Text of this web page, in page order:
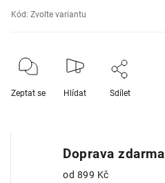
Kód: Zvolte variantu
Zeptat se Hlídat Sdílet
Doprava zdarma
od 899 Kč